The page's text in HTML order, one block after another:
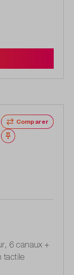
Comparer
Noter
6 canaux +
tactile